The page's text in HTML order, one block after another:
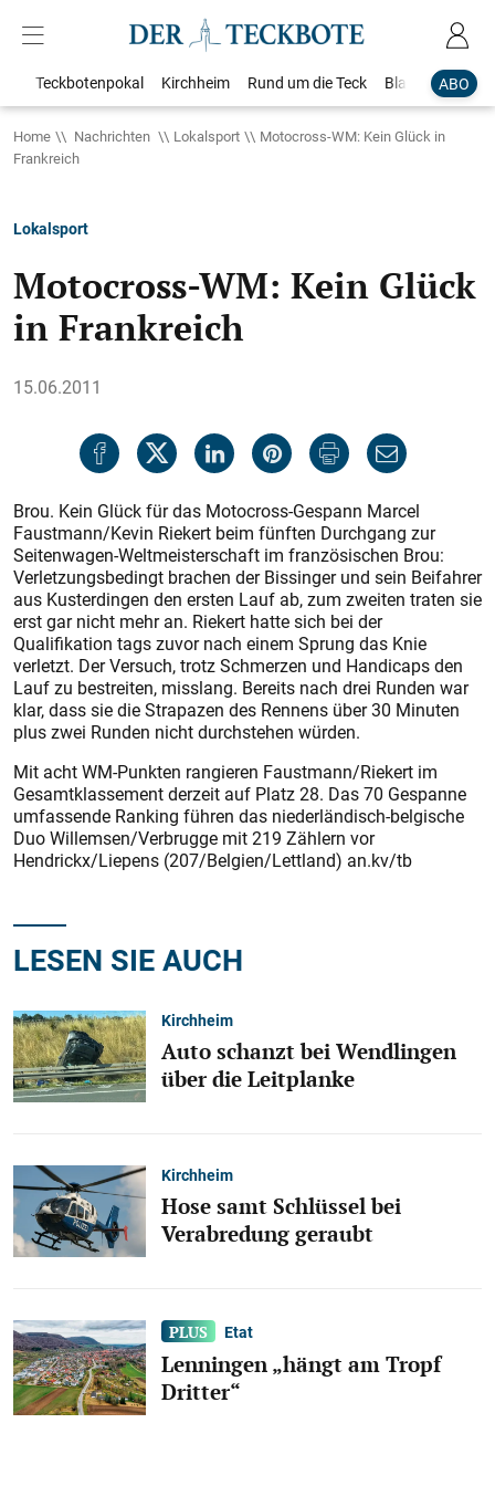
ABO
Teckbotenpokal Kirchheim Rund um die Teck Blaulicht
Home Nachrichten Lokalsport
Motocross-WM: Kein Glück in
Frankreich
Lokalsport
Motocross-WM: Kein Glück
in Frankreich
15.06.2011
Brou. Kein Glück für das Motocross-Gespann Marcel
Faustmann/Kevin Riekert beim fünften Durchgang zur
Seitenwagen-Weltmeisterschaft im französischen Brou:
Verletzungsbedingt brachen der Bissinger und sein Beifahrer
aus Kusterdingen den ersten Lauf ab, zum zweiten traten sie
erst gar nicht mehr an. Riekert hatte sich bei der
Qualifikation tags zuvor nach einem Sprung das Knie
verletzt. Der Versuch, trotz Schmerzen und Handicaps den
Lauf zu bestreiten, misslang. Bereits nach drei Runden war
klar, dass sie die Strapazen des Rennens über 30 Minuten
plus zwei Runden nicht durchstehen würden.
Mit acht WM-Punkten rangieren Faustmann/Riekert im
Gesamtklassement derzeit auf Platz 28. Das 70 Gespanne
umfassende Ranking führen das niederländisch-belgische
Duo Willemsen/Verbrugge mit 219 Zählern vor
Hendrickx/Liepens (207/Belgien/Lettland) an.kv/tb
LESEN SIE AUCH
Kirchheim
Auto schanzt bei Wendlingen
über die Leitplanke
Kirchheim
Hose samt Schlüssel bei
Verabredung geraubt
Etat
Lenningen „hängt am Tropf
Dritter“